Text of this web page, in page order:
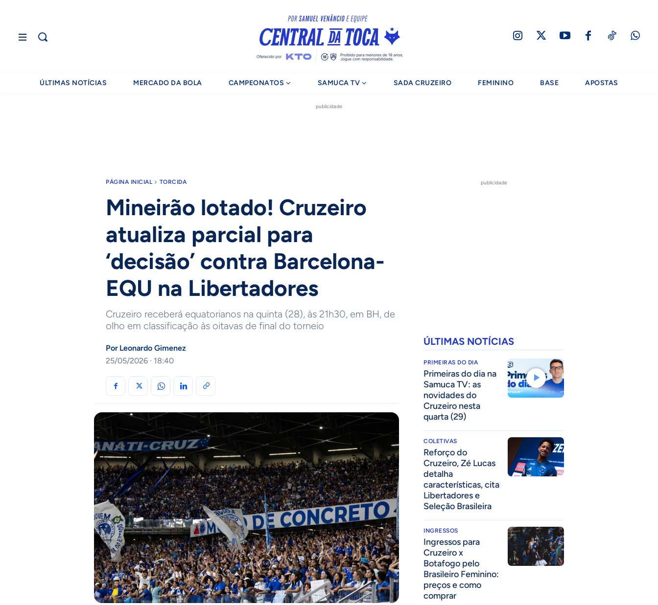
ÚLTIMAS NOTÍCIAS MERCADO DA BOLA CAMPEONATOS SAMUCA TV SADA CRUZEIRO FEMININO BASE APOSTAS
publicidade
PÁGINA INICIAL TORCIDA
Mineirão lotado! Cruzeiro
atualiza parcial para
‘decisão’ contra Barcelona-
EQU na Libertadores
Cruzeiro receberá equatorianos na quinta (28), às 21h30, em BH, de
olho em classificação às oitavas de final do torneio
Por Leonardo Gimenez
25/05/2026 · 18:40
publicidade
ÚLTIMAS NOTÍCIAS
PRIMEIRAS DO DIA
Primeiras do dia na
Samuca TV: as
novidades do
Cruzeiro nesta
quarta (29)
COLETIVAS
⁠Reforço do
Cruzeiro, Zé Lucas
detalha
características, cita
Libertadores e
Seleção Brasileira
INGRESSOS
Ingressos para
Cruzeiro x
Botafogo pelo
Brasileiro Feminino:
preços e como
comprar